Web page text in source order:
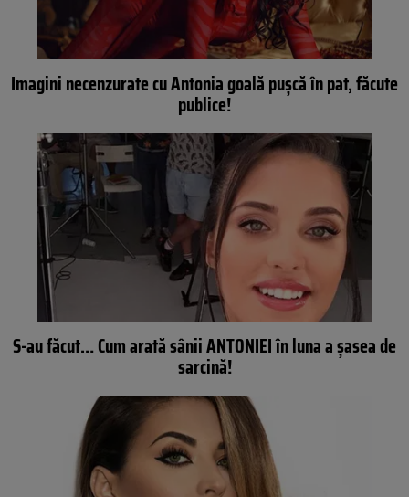
Imagini necenzurate cu Antonia goală pușcă în pat, făcute
publice!
S-au făcut… Cum arată sânii ANTONIEI în luna a şasea de
sarcină!